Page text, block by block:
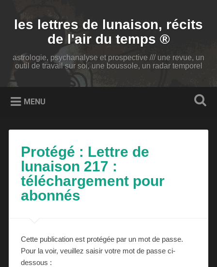
contenu
principal
Rechercheles lettres de lunaison, récits
de l'air du temps ®
astrologie, psychanalyse et prospective /// une revue, un
outil de travail sur soi, une boussole, un radar temporel
MENU
Protégé : Lettre de
lunaison 217 :
téléchargement pour
abonnés
Cette publication est protégée par un mot de passe.
Pour la voir, veuillez saisir votre mot de passe ci-
dessous :